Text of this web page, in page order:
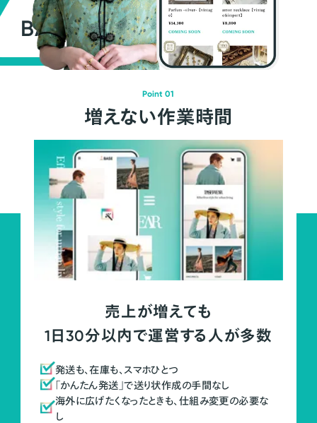
BASEが強い3つの理由
Point 01
増えない作業時間
売上が増えても
1日30分以内で運営する人が多数
発送も、在庫も、スマホひとつ
「かんたん発送」で送り状作成の手間なし
海外に広げたくなったときも、仕組み変更の必要な
し